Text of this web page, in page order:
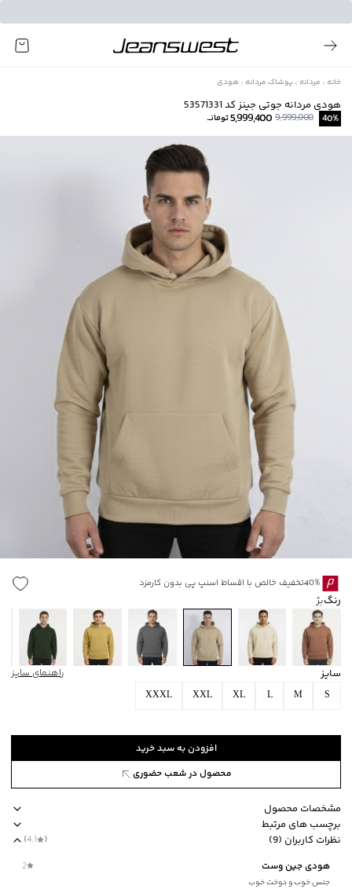
خانه مردانه پوشاک مردانه هودی
هودی مردانه جوتی جینز کد 53571331
40%
9,999,000
5,999,400تومانــ
40%تخفیف خالص با اقساط اسنپ پی بدون کارمزد
رنگبژ
سایز
راهنمای سایز
S
M
L
XL
XXL
XXXL
افزودن به سبد خرید
محصول در شعب حضوری
مشخصات محصول
کد محصول:
طرح:ساده
برچسب های مرتبط
نظرات کاربران (9) (
4.1
)
هودی جین وست
2
جنس خوب و دوخت خوب